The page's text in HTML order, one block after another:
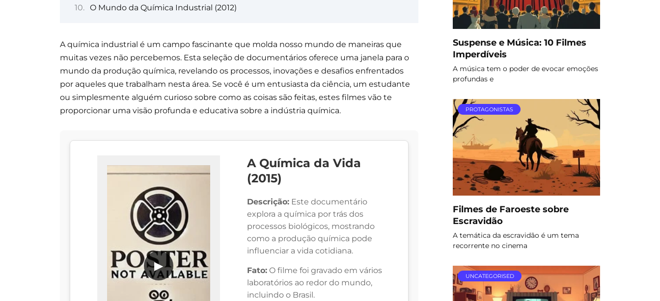
O Mundo da Química Industrial (2012)
A química industrial é um campo fascinante que molda nosso mundo de maneiras que
muitas vezes não percebemos. Esta seleção de documentários oferece uma janela para o
mundo da produção química, revelando os processos, inovações e desafios enfrentados
por aqueles que trabalham nesta área. Se você é um entusiasta da ciência, um estudante
ou simplesmente alguém curioso sobre como as coisas são feitas, estes filmes vão te
proporcionar uma visão profunda e educativa sobre a indústria química.
▶
A Química da Vida
(2015)
Descrição: Este documentário
explora a química por trás dos
processos biológicos, mostrando
como a produção química pode
influenciar a vida cotidiana.
Fato: O filme foi gravado em vários
laboratórios ao redor do mundo,
incluindo o Brasil.
Suspense e Música: 10 Filmes
Imperdíveis
A música tem o poder de evocar emoções
profundas e
PROTAGONISTAS
Filmes de Faroeste sobre
Escravidão
A temática da escravidão é um tema
recorrente no cinema
UNCATEGORISED